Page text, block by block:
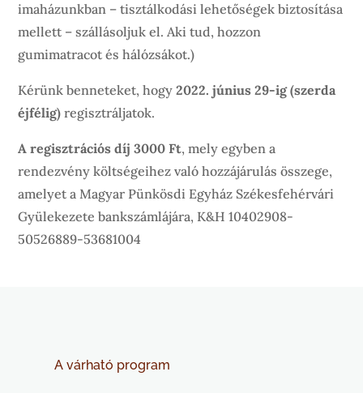
imaházunkban – tisztálkodási lehetőségek biztosítása
mellett – szállásoljuk el. Aki tud, hozzon
gumimatracot és hálózsákot.)
Kérünk benneteket, hogy2022. június 29-ig (szerda
éjfélig)regisztráljatok.
A regisztrációs díj 3000 Ft, mely egyben a
rendezvény költségeihez való hozzájárulás összege,
amelyet a Magyar Pünkösdi Egyház Székesfehérvári
Gyülekezete bankszámlájára, K&H 10402908-
50526889-53681004
A várható program